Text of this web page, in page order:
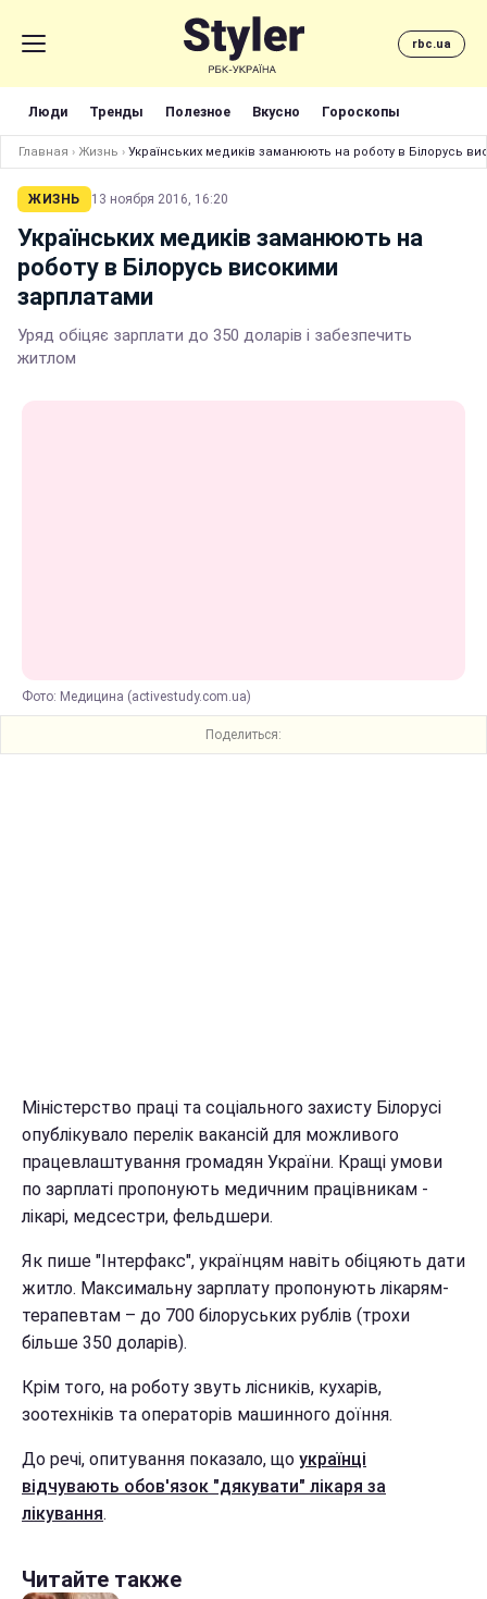
rbc.ua
Люди Тренды Полезное Вкусно Гороскопы
Главная › Жизнь › Українських медиків заманюють на роботу в Білорусь
ЖИЗНЬ 13 ноября 2016, 16:20
Українських медиків заманюють на
роботу в Білорусь високими
зарплатами
Уряд обіцяє зарплати до 350 доларів і забезпечить
житлом
Фото: Медицина (activestudy.com.ua)
Поделиться:
Міністерство праці та соціального захисту Білорусі
опублікувало перелік вакансій для можливого
працевлаштування громадян України. Кращі умови
по зарплаті пропонують медичним працівникам -
лікарі, медсестри, фельдшери.
Як пише "Інтерфакс", українцям навіть обіцяють дати
житло. Максимальну зарплату пропонують лікарям-
терапевтам – до 700 білоруських рублів (трохи
більше 350 доларів).
Крім того, на роботу звуть лісників, кухарів,
зоотехніків та операторів машинного доїння.
До речі, опитування показало, що українці
відчувають обов'язок "дякувати" лікаря за
лікування.
Читайте также